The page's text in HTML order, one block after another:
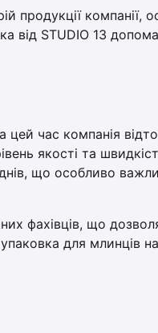
продукції компанії,
від STUDIO 13
час компанія
якості та
що особливо
фахівців, що
для млинців на